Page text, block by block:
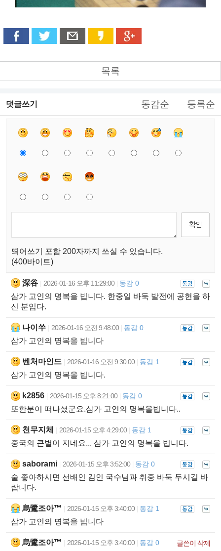
목록
댓글쓰기 동감순 등록순
띄어쓰기 포함 200자까지 쓰실 수 있습니다.
(400바이트)
深谷 2026-01-16 오후 11:29:00 동감 0
삼가 고인의 명복을 빕니다. 한중일 바둑 발전에 공헌을 하
신 분입다.
나이쑤 2026-01-16 오전 9:48:00 동감 0
삼가 고인의 명복을 빕니다
벤처마인드 2026-01-16 오전 9:30:00 동감 1
삼가 고인의 명복을 빕니다.
k2856 2026-01-15 오후 8:21:00 동감 0
또한분이 떠나셨군요.삼가 고인의 명복을빕니다..
천무지체 2026-01-15 오후 4:29:00 동감 1
중국의 큰별이 지네요... 삼가 고인의 명복을 빕니다.
saborami 2026-01-15 오후 3:52:00 동감 0
술 좋아하시면 선배인 김인 국수님과 취중 바둑 두시길 바
랍니다.
烏鷺조아™ 2026-01-15 오후 3:40:00 동감 1
삼가 고인의 명복을 빕니다
烏鷺조아™ 2026-01-15 오후 3:40:00 동감 0 글쓴이 삭제